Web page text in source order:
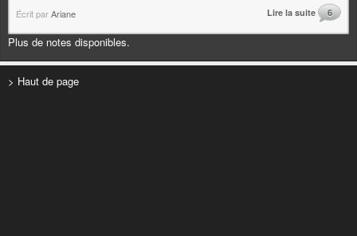
Écrit parAriane Lire la suite 6
Plus de notes disponibles.
> Haut de page